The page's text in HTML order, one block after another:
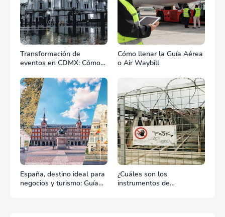
Transformación de
eventos en CDMX: Cómo
equipos define el éxito de
tu celebración
Cómo llenar la Guía Aérea
o Air Waybill
España, destino ideal para
negocios y turismo: Guía
¿Cuáles son los
instrumentos de